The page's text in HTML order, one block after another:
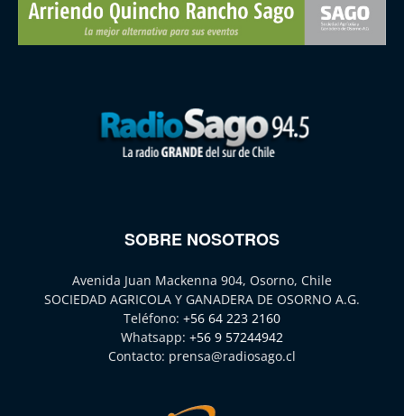
SOBRE NOSOTROS
Avenida Juan Mackenna 904, Osorno, Chile
SOCIEDAD AGRICOLA Y GANADERA DE OSORNO A.G.
Teléfono: +56 64 223 2160
Whatsapp: +56 9 57244942
Contacto: prensa@radiosago.cl